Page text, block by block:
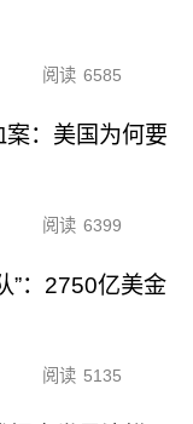
阅读 6585
：美国为何要
阅读 6399
”：2750亿美金
阅读 5135